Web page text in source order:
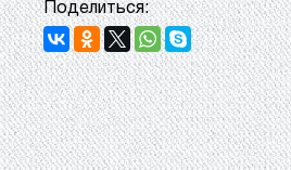
Поделиться: